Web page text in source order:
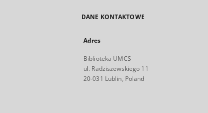
DANE KONTAKTOWE
Adres
Biblioteka UMCS
ul. Radziszewskiego 11
20-031 Lublin, Poland